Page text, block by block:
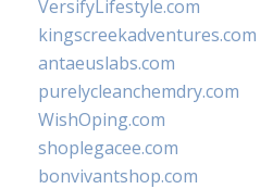
VersifyLifestyle.com
kingscreekadventures.com
antaeuslabs.com
purelycleanchemdry.com
WishOping.com
shoplegacee.com
bonvivantshop.com